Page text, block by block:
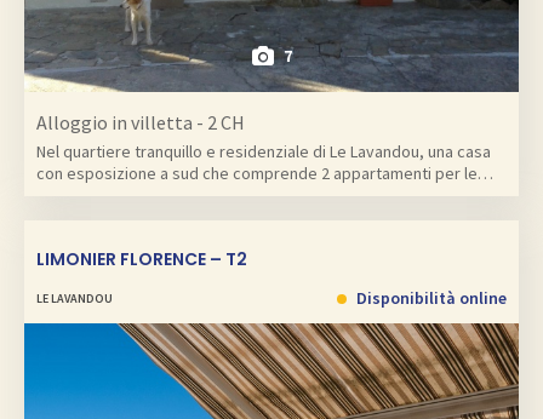
7
Alloggio in villetta - 2 CH
Nel quartiere tranquillo e residenziale di Le Lavandou, una casa
con esposizione a sud che comprende 2 appartamenti per le…
LIMONIER FLORENCE – T2
LE LAVANDOU Disponibilità online